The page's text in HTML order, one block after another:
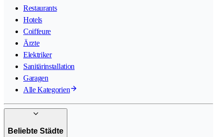
Restaurants
Hotels
Coiffeure
Ärzte
Elektriker
Sanitärinstallation
Garagen
Alle Kategorien
Beliebte Städte